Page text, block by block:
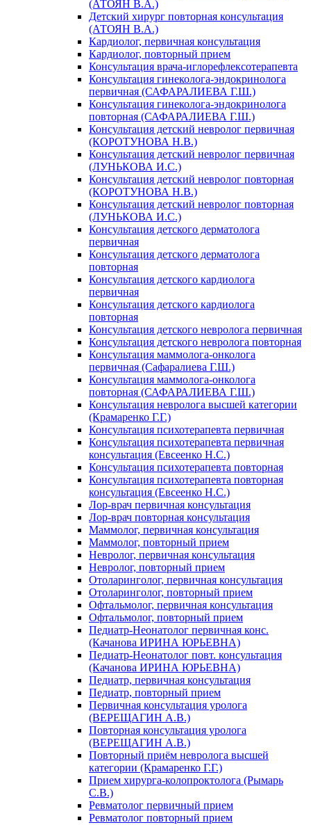
(АТОЯН В.А.)
Детский хирург повторная консультация
(АТОЯН В.А.)
Кардиолог, первичная консультация
Кардиолог, повторный прием
Консультация врача-иглорефлексотерапевта
Консультация гинеколога-эндокринолога
первичная (САФАРАЛИЕВА Г.Ш.)
Консультация гинеколога-эндокринолога
повторная (САФАРАЛИЕВА Г.Ш.)
Консультация детский невролог первичная
(КОРОТУНОВА Н.В.)
Консультация детский невролог первичная
(ЛУНЬКОВА И.С.)
Консультация детский невролог повторная
(КОРОТУНОВА Н.В.)
Консультация детский невролог повторная
(ЛУНЬКОВА И.С.)
Консультация детского дерматолога
первичная
Консультация детского дерматолога
повторная
Консультация детского кардиолога
первичная
Консультация детского кардиолога
повторная
Консультация детского невролога первичная
Консультация детского невролога повторная
Консультация маммолога-онколога
первичная (Сафаралиева Г.Ш.)
Консультация маммолога-онколога
повторная (САФАРАЛИЕВА Г.Ш.)
Консультация невролога высшей категории
(Крамаренко Г.Г.)
Консультация психотерапевта первичная
Консультация психотерапевта первичная
консультация (Евсеенко Н.С.)
Консультация психотерапевта повторная
Консультация психотерапевта повторная
консультация (Евсеенко Н.С.)
Лор-врач первичная консультация
Лор-врач повторная консультация
Маммолог, первичная консультация
Маммолог, повторный прием
Невролог, первичная консультация
Невролог, повторный прием
Отоларинголог, первичная консультация
Отоларинголог, повторный прием
Офтальмолог, первичная консультация
Офтальмолог, повторный прием
Педиатр-Неонатолог первичная конс.
(Качанова ИРИНА ЮРЬЕВНА)
Педиатр-Неонатолог повт. консультация
(Качанова ИРИНА ЮРЬЕВНА)
Педиатр, первичная консультация
Педиатр, повторный прием
Первичная консультация уролога
(ВЕРЕЩАГИН А.В.)
Повторная консультация уролога
(ВЕРЕЩАГИН А.В.)
Повторный приём невролога высшей
категории (Крамаренко Г.Г.)
Прием хирурга-колопроктолога (Рымарь
С.В.)
Ревматолог первичный прием
Ревматолог повторный прием